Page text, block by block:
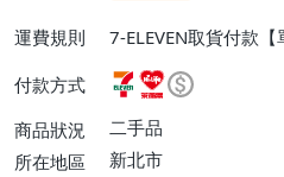
運費規則
7-ELEVEN取貨付款
EVEN取貨不付款【
取貨付款【單件運費
付款方式
商品狀況
二手品
所在地區
新北市